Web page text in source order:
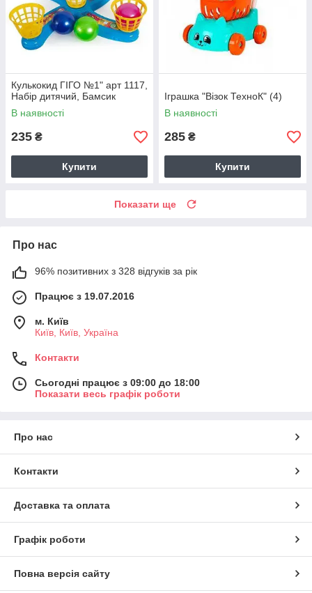
Кулькокид ГІГО №1" арт 1117,
Набір дитячий, Бамсик
В наявності
235 ₴
Купити
Іграшка "Візок ТехноК" (4)
В наявності
285 ₴
Купити
Показати ще
Про нас
96% позитивних з 328 відгуків за рік
Працює з 19.07.2016
м. Київ
Київ, Київ, Україна
Контакти
Сьогодні працює з 09:00 до 18:00
Показати весь графік роботи
Про нас
Контакти
Доставка та оплата
Графік роботи
Повна версія сайту